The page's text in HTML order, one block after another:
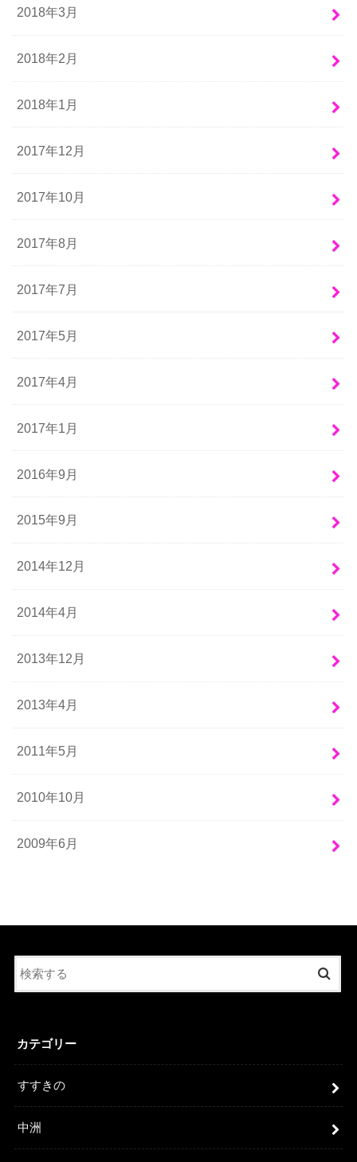
2018年3月
2018年2月
2018年1月
2017年12月
2017年10月
2017年8月
2017年7月
2017年5月
2017年4月
2017年1月
2016年9月
2015年9月
2014年12月
2014年4月
2013年12月
2013年4月
2011年5月
2010年10月
2009年6月
カテゴリー
すすきの
中洲